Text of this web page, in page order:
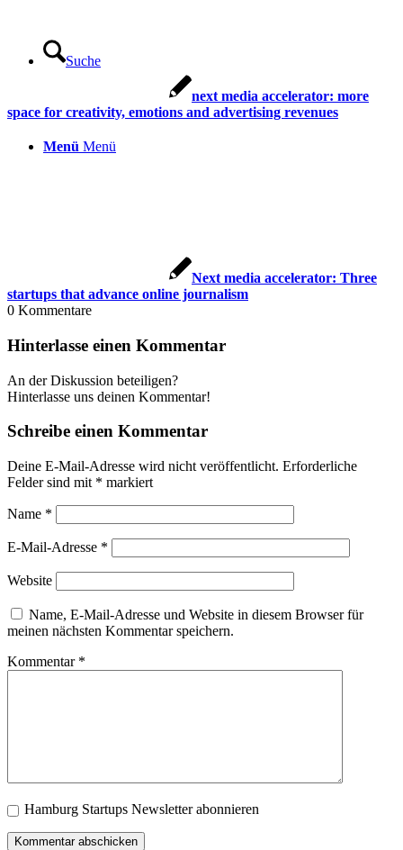
Suche
Menü Menü
next media accelerator: more
space for creativity, emotions and advertising revenues
Next media accelerator: Three
startups that advance online journalism
0 Kommentare
Hinterlasse einen Kommentar
An der Diskussion beteiligen?
Hinterlasse uns deinen Kommentar!
Schreibe einen Kommentar
Deine E-Mail-Adresse wird nicht veröffentlicht. Erforderliche
Felder sind mit * markiert
Name *
E-Mail-Adresse *
Website
Name, E-Mail-Adresse und Website in diesem Browser für
meinen nächsten Kommentar speichern.
Kommentar *
Hamburg Startups Newsletter abonnieren